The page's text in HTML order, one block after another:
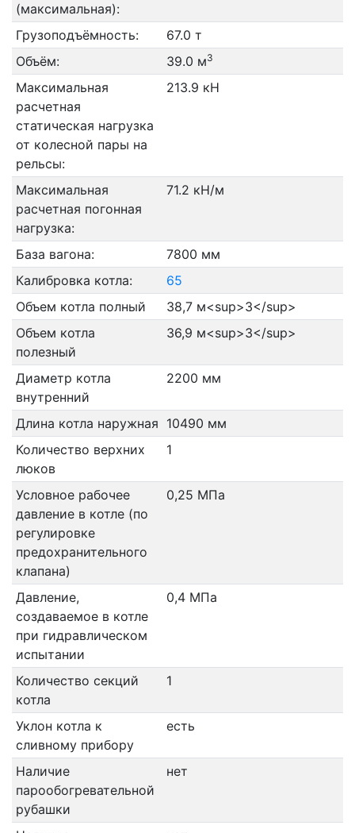
(максимальная):
Грузоподъёмность:
67.0 т
Объём:
39.0 м3
Максимальная
расчетная
статическая нагрузка
от колесной пары на
рельсы:
213.9 кН
Максимальная
расчетная погонная
нагрузка:
71.2 кН/м
База вагона:
7800 мм
Калибровка котла:
65
Объем котла полный
38,7 м<sup>3</sup>
Объем котла
полезный
36,9 м<sup>3</sup>
Диаметр котла
внутренний
2200 мм
Длина котла наружная 10490 мм
Количество верхних
люков
1
Условное рабочее
давление в котле (по
регулировке
предохранительного
клапана)
0,25 МПа
Давление,
создаваемое в котле
при гидравлическом
испытании
0,4 МПа
Количество секций
котла
1
Уклон котла к
сливному прибору
есть
Наличие
парообогревательной
рубашки
нет